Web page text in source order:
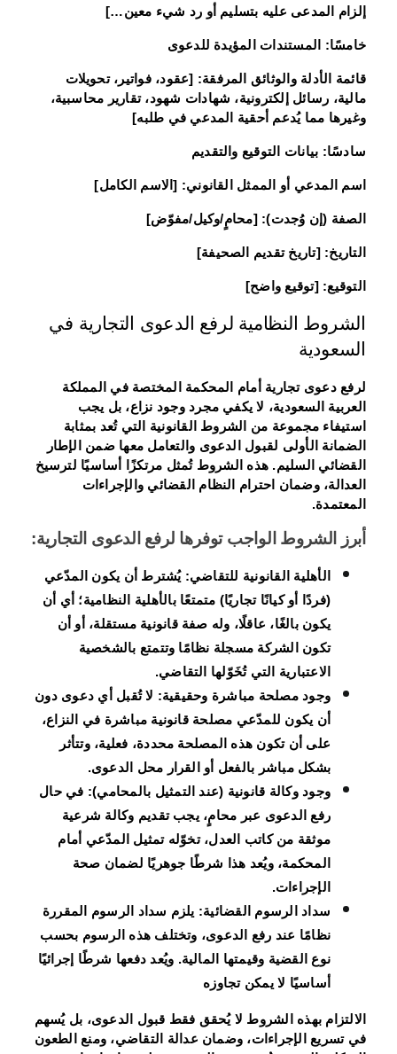
إلزام المدعى عليه بتسليم أو رد شيء معين…]
خامسًا: المستندات المؤيدة للدعوى
قائمة الأدلة والوثائق المرفقة: [عقود، فواتير، تحويلات
مالية، رسائل إلكترونية، شهادات شهود، تقارير محاسبية،
وغيرها مما يُدعم أحقية المدعي في طلبه]
سادسًا: بيانات التوقيع والتقديم
اسم المدعي أو الممثل القانوني: [الاسم الكامل]
الصفة (إن وُجدت): [محامٍ/وكيل/مفوّض]
التاريخ: [تاريخ تقديم الصحيفة]
التوقيع: [توقيع واضح]
الشروط النظامية لرفع الدعوى التجارية في
السعودية
لرفع دعوى تجارية أمام المحكمة المختصة في المملكة
العربية السعودية، لا يكفي مجرد وجود نزاع، بل يجب
استيفاء مجموعة من الشروط القانونية التي تُعد بمثابة
الضمانة الأولى لقبول الدعوى والتعامل معها ضمن الإطار
القضائي السليم. هذه الشروط تُمثل مرتكزًا أساسيًا لترسيخ
العدالة، وضمان احترام النظام القضائي والإجراءات
المعتمدة.
أبرز الشروط الواجب توفرها لرفع الدعوى التجارية:
الأهلية القانونية للتقاضي: يُشترط أن يكون المدّعي
(فردًا أو كيانًا تجاريًا) متمتعًا بالأهلية النظامية؛ أي أن
يكون بالغًا، عاقلًا، وله صفة قانونية مستقلة، أو أن
تكون الشركة مسجلة نظامًا وتتمتع بالشخصية
الاعتبارية التي تُخَوّلها التقاضي.
وجود مصلحة مباشرة وحقيقية: لا تُقبل أي دعوى دون
أن يكون للمدّعي مصلحة قانونية مباشرة في النزاع،
على أن تكون هذه المصلحة محددة، فعلية، وتتأثر
بشكل مباشر بالفعل أو القرار محل الدعوى.
وجود وكالة قانونية (عند التمثيل بالمحامي): في حال
رفع الدعوى عبر محامٍ، يجب تقديم وكالة شرعية
موثقة من كاتب العدل، تخوّله تمثيل المدّعي أمام
المحكمة، ويُعد هذا شرطًا جوهريًا لضمان صحة
الإجراءات.
سداد الرسوم القضائية: يلزم سداد الرسوم المقررة
نظامًا عند رفع الدعوى، وتختلف هذه الرسوم بحسب
نوع القضية وقيمتها المالية. ويُعد دفعها شرطًا إجرائيًا
أساسيًا لا يمكن تجاوزه
الالتزام بهذه الشروط لا يُحقق فقط قبول الدعوى، بل يُسهم
في تسريع الإجراءات، وضمان عدالة التقاضي، ومنع الطعون